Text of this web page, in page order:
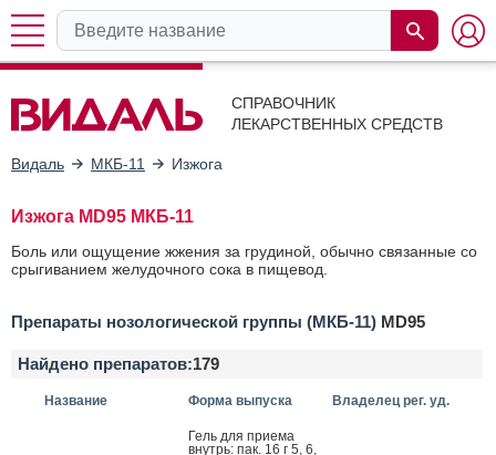
СПРАВОЧНИК
ЛЕКАРСТВЕННЫХ СРЕДСТВ
Видаль МКБ-11 Изжога
Изжога MD95 МКБ-11
Боль или ощущение жжения за грудиной, обычно связанные со
срыгиванием желудочного сока в пищевод.
Препараты нозологической группы (МКБ-11) MD95
Найдено препаратов:179
Название Форма выпуска Владелец рег. уд.
Гель для при­ема
внутрь: пак. 16 г 5, 6,